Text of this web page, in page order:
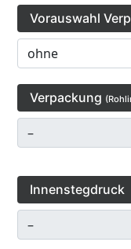
Vorauswahl
Verpackung
Innenstegdruck